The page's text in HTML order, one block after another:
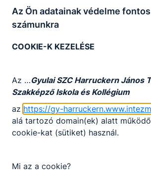
Turizmus-vendéglátás
Képzés időtartama
3 év
Előjelentkezés
Az Ön adatainak védelme fontos
számunkra
COOKIE-K KEZELÉSE
Az …Gyulai SZC Harruckern János
Szakképző Iskola és Kollégium
az https://gy-
alá tartozó domain(ek) alatt
cookie-kat (sütiket) használ.
Mi az a cookie?